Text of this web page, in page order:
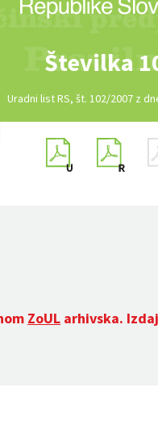
Številka
Uradni list RS, št. 102/2007 z
ZoUL arhivska.